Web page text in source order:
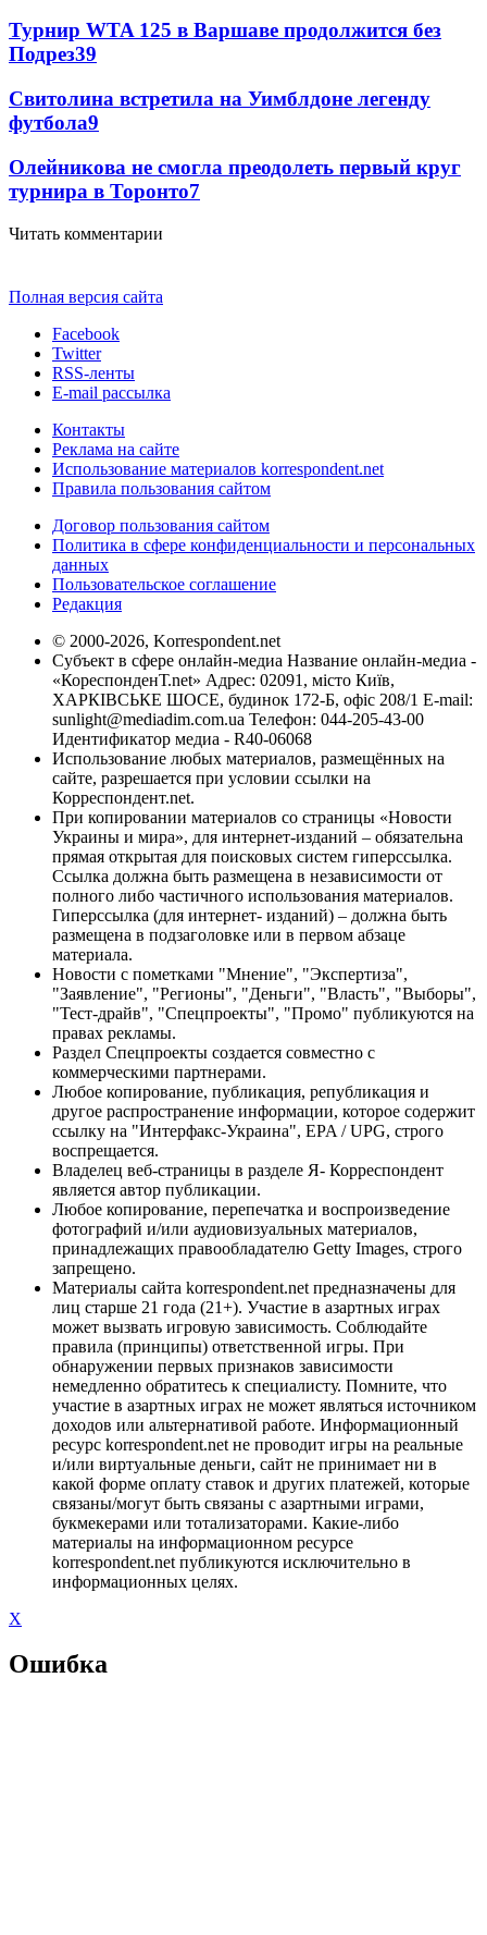
Турнир WTA 125 в Варшаве продолжится без
Подрез39
Свитолина встретила на Уимблдоне легенду
футбола9
Олейникова не смогла преодолеть первый круг
турнира в Торонто7
Читать комментарии
Полная версия сайта
Facebook
Twitter
RSS-ленты
E-mail рассылка
Контакты
Реклама на сайте
Использование материалов korrespondent.net
Правила пользования сайтом
Договор пользования сайтом
Политика в сфере конфиденциальности и персональных
данных
Пользовательское соглашение
Редакция
© 2000-2026, Korrespondent.net
Субъект в сфере онлайн-медиа Название онлайн-медиа -
«КореспонденТ.net» Адрес: 02091, місто Київ,
ХАРКІВСЬКЕ ШОСЕ, будинок 172-Б, офіс 208/1 E-mail:
sunlight@mediadim.com.ua Телефон: 044-205-43-00
Идентификатор медиа - R40-06068
Использование любых материалов, размещённых на
сайте, разрешается при условии ссылки на
Корреспондент.net.
При копировании материалов со страницы «Новости
Украины и мира», для интернет-изданий – обязательна
прямая открытая для поисковых систем гиперссылка.
Ссылка должна быть размещена в независимости от
полного либо частичного использования материалов.
Гиперссылка (для интернет- изданий) – должна быть
размещена в подзаголовке или в первом абзаце
материала.
Новости с пометками "Мнение", "Экспертиза",
"Заявление", "Регионы", "Деньги", "Власть", "Выборы",
"Тест-драйв", "Спецпроекты", "Промо" публикуются на
правах рекламы.
Раздел Спецпроекты создается совместно с
коммерческими партнерами.
Любое копирование, публикация, републикация и
другое распространение информации, которое содержит
ссылку на "Интерфакс-Украина", EPA / UPG, строго
воспрещается.
Владелец веб-страницы в разделе Я- Корреспондент
является автор публикации.
Любое копирование, перепечатка и воспроизведение
фотографий и/или аудиовизуальных материалов,
принадлежащих правообладателю Getty Images, строго
запрещено.
Материалы сайта korrespondent.net предназначены для
лиц старше 21 года (21+). Участие в азартных играх
может вызвать игровую зависимость. Соблюдайте
правила (принципы) ответственной игры. При
обнаружении первых признаков зависимости
немедленно обратитесь к специалисту. Помните, что
участие в азартных играх не может являться источником
доходов или альтернативой работе. Информационный
ресурс korrespondent.net не проводит игры на реальные
и/или виртуальные деньги, сайт не принимает ни в
какой форме оплату ставок и других платежей, которые
связаны/могут быть связаны с азартными играми,
букмекерами или тотализаторами. Какие-либо
материалы на информационном ресурсе
korrespondent.net публикуются исключительно в
информационных целях.
X
Ошибка